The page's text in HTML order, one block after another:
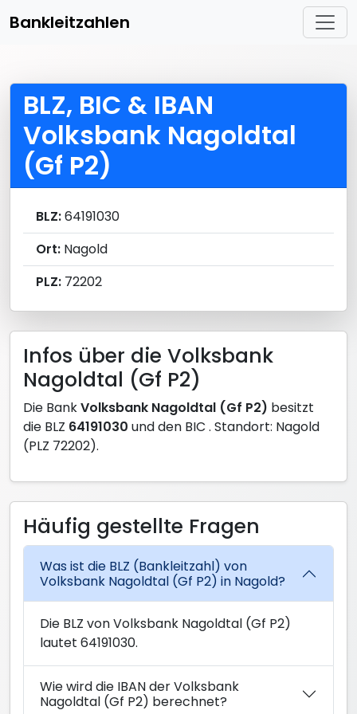
Bankleitzahlen
BLZ, BIC & IBAN
Volksbank Nagoldtal
(Gf P2)
BLZ:64191030
Ort: Nagold
PLZ: 72202
Infos über die Volksbank
Nagoldtal (Gf P2)
Die BankVolksbank Nagoldtal (Gf P2) besitzt
die BLZ 64191030 und den BIC . Standort: Nagold
(PLZ 72202).
Häufig gestellte Fragen
Was ist die BLZ (Bankleitzahl) von
Volksbank Nagoldtal (Gf P2) in Nagold?
Die BLZ von Volksbank Nagoldtal (Gf P2)
lautet 64191030.
Wie wird die IBAN der Volksbank
Nagoldtal (Gf P2) berechnet?